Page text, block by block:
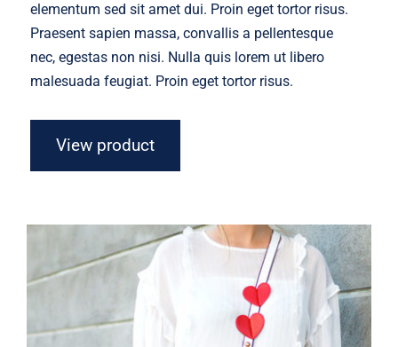
elementum sed sit amet dui. Proin eget tortor risus.
Praesent sapien massa, convallis a pellentesque
nec, egestas non nisi. Nulla quis lorem ut libero
malesuada feugiat. Proin eget tortor risus.
View product